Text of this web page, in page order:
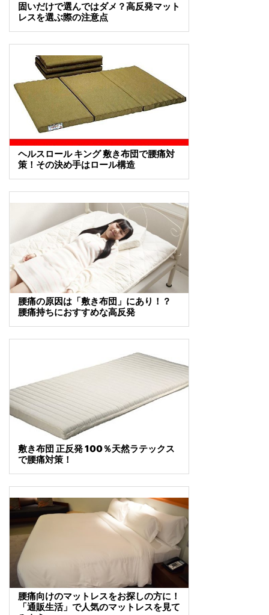
固いだけで選んではダメ？高反発マット
レスを選ぶ際の注意点
ヘルスロール キング 敷き布団で腰痛対
策！その決め手はロール構造
腰痛の原因は「敷き布団」にあり！？
腰痛持ちにおすすめな高反発
敷き布団 正反発 100％天然ラテックス
で腰痛対策！
腰痛向けのマットレスをお探しの方に！
「通販生活」で人気のマットレスを見て